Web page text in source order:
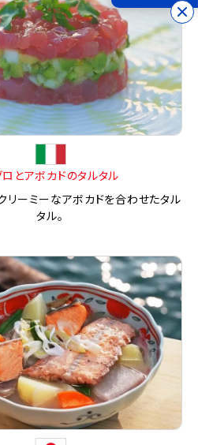
とアボカドのタルタル
リーミーなアボカドを合わせたタル
タル。